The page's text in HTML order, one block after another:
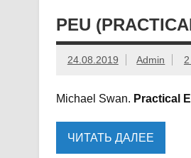
PEU
24.08.2019 Admin
Michael Swan. Practical
ЧИТАТЬ ДАЛЕЕ